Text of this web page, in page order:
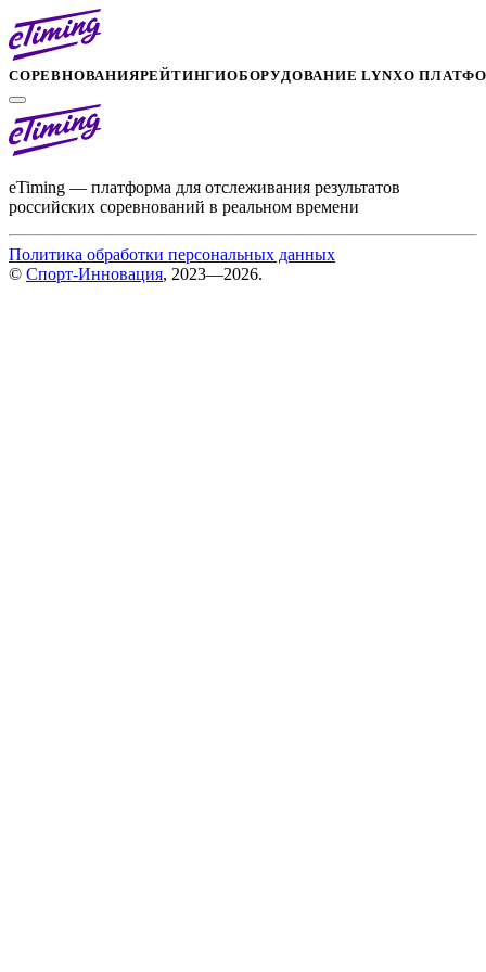
СОРЕВНОВАНИЯРЕЙТИНГИОБОРУДОВАНИЕ LYNXО
eTiming — платформа для отслеживания результатов
российских соревнований в реальном времени
Политика обработки персональных данных
© Спорт-Инновация, 2023—2026.